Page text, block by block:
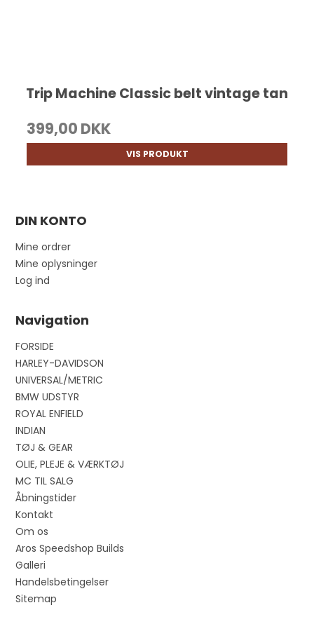
Trip Machine Classic belt vintage tan
399,00 DKK
VIS PRODUKT
DIN KONTO
Mine ordrer
Mine oplysninger
Log ind
Navigation
FORSIDE
HARLEY-DAVIDSON
UNIVERSAL/METRIC
BMW UDSTYR
ROYAL ENFIELD
INDIAN
TØJ & GEAR
OLIE, PLEJE & VÆRKTØJ
MC TIL SALG
Åbningstider
Kontakt
Om os
Aros Speedshop Builds
Galleri
Handelsbetingelser
Sitemap